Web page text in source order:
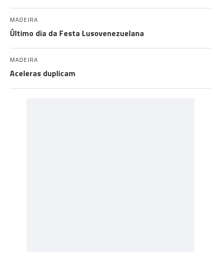
MADEIRA
Último dia da Festa Lusovenezuelana
MADEIRA
Aceleras duplicam